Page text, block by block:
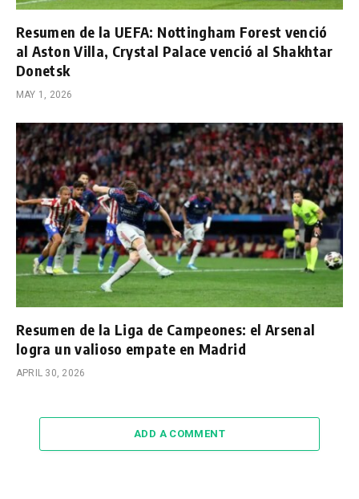
Resumen de la UEFA: Nottingham Forest venció
al Aston Villa, Crystal Palace venció al Shakhtar
Donetsk
MAY 1, 2026
Resumen de la Liga de Campeones: el Arsenal
logra un valioso empate en Madrid
APRIL 30, 2026
ADD A COMMENT